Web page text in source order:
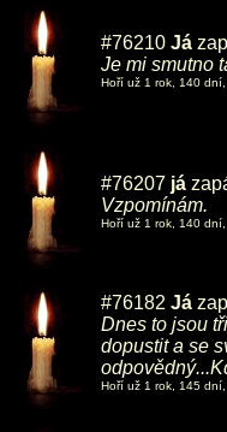
#76210 Já
Je mi smutno
Hoří už 1 rok, 140
#76207 já
Vzpomínám.
Hoří už 1 rok, 140
#76182 Já
Dnes to jsou
dopustit a se
Hoří už 1 rok, 145